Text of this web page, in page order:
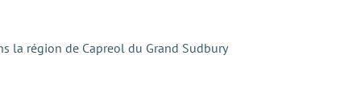
la région de Capreol du Grand Sudbury